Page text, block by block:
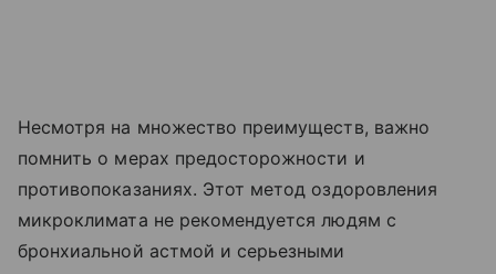
Несмотря на множество преимуществ, важно
помнить о мерах предосторожности и
противопоказаниях. Этот метод оздоровления
микроклимата не рекомендуется людям с
бронхиальной астмой и серьезными